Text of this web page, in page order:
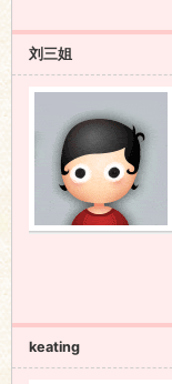
刘三姐
keating